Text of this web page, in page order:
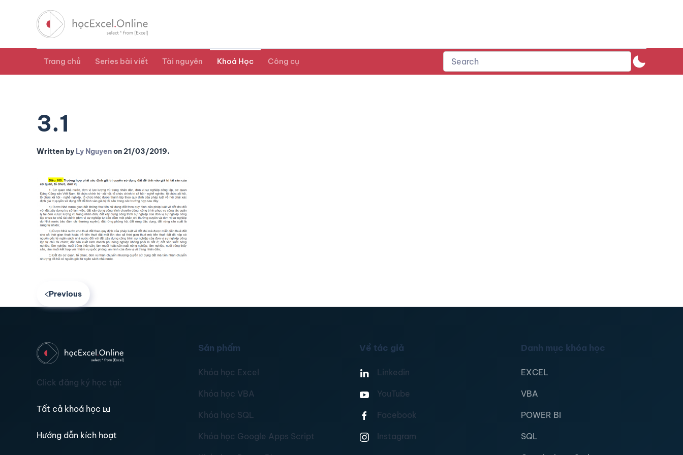
Trang chủ Series bài viết Tài nguyên Khoá Học Công cụ
3.1
Written by Ly Nguyenon21/03/2019.
Previous
Click đăng ký học tại:
Tất cả khoá học 📖
Hướng dẫn kích hoạt
Sản phẩm
Khóa học Excel
Khóa học VBA
Khóa học SQL
Khóa học Google Apps Script
Về tác giả
Linkedin
YouTube
Facebook
Instagram
Danh mục khóa học
EXCEL
VBA
POWER BI
SQL